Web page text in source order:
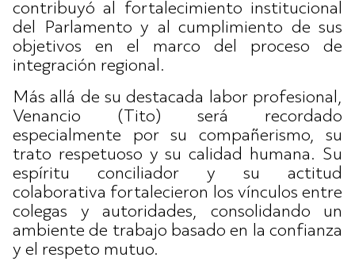
contribuyó al fortalecimiento institucional
del Parlamento y al cumplimiento de sus
objetivos en el marco del proceso de
integración regional.
Más allá de su destacada labor profesional,
Venancio (Tito) será recordado
especialmente por su compañerismo, su
trato respetuoso y su calidad humana. Su
espíritu conciliador y su actitud
colaborativa fortalecieron los vínculos entre
colegas y autoridades, consolidando un
ambiente de trabajo basado en la confianza
y el respeto mutuo.